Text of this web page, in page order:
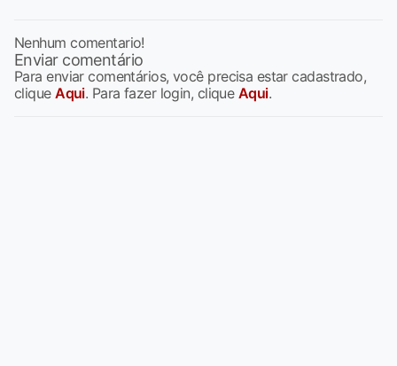
Nenhum comentario!
Enviar comentário
Para enviar comentários, você precisa estar cadastrado,
cliqueAqui. Para fazer login, clique Aqui.